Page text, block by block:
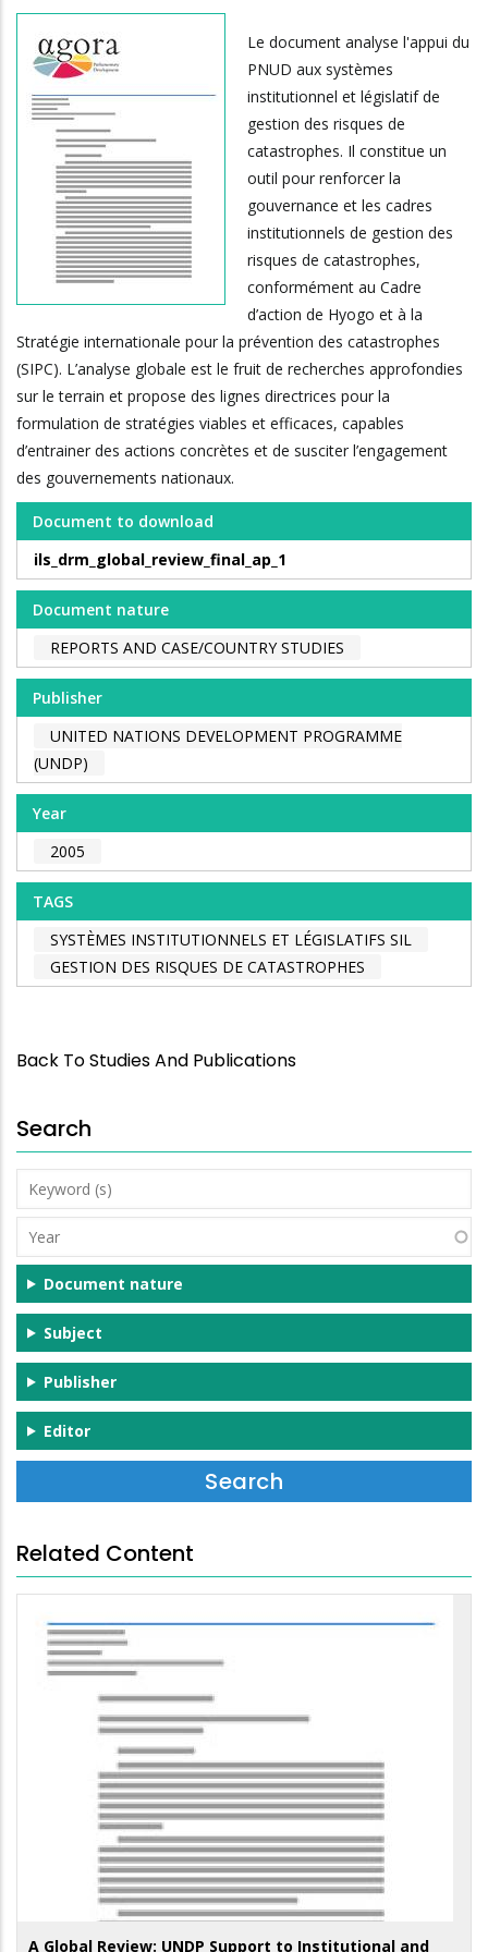
Le document analyse l'appui du
PNUD aux systèmes
institutionnel et législatif de
gestion des risques de
catastrophes. Il constitue un
outil pour renforcer la
gouvernance et les cadres
institutionnels de gestion des
risques de catastrophes,
conformément au Cadre
d’action de Hyogo et à la
Stratégie internationale pour la prévention des catastrophes
(SIPC). L’analyse globale est le fruit de recherches approfondies
sur le terrain et propose des lignes directrices pour la
formulation de stratégies viables et efficaces, capables
d’entrainer des actions concrètes et de susciter l’engagement
des gouvernements nationaux.
Document to download
ils_drm_global_review_final_ap_1
Document nature
REPORTS AND CASE/COUNTRY STUDIES
Publisher
UNITED NATIONS DEVELOPMENT PROGRAMME
(UNDP)
Year
2005
TAGS
SYSTÈMES INSTITUTIONNELS ET LÉGISLATIFS SIL
GESTION DES RISQUES DE CATASTROPHES
Back To Studies And Publications
Search
Keyword
(s)
Year
Document nature
Subject
Publisher
Editor
Related Content
A Global Review: UNDP Support to Institutional and